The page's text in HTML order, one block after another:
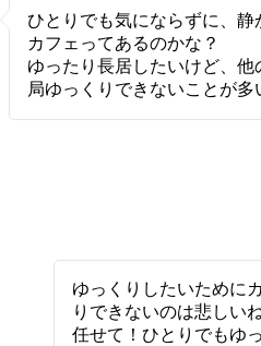
ひとりでも気にならずに、静
カフェってあるのかな？
ゆったり長居したいけど、
局ゆっくりできないことが多
ゆっくりしたいために
りできないのは悲しい
任せて！ひとりでもゆ